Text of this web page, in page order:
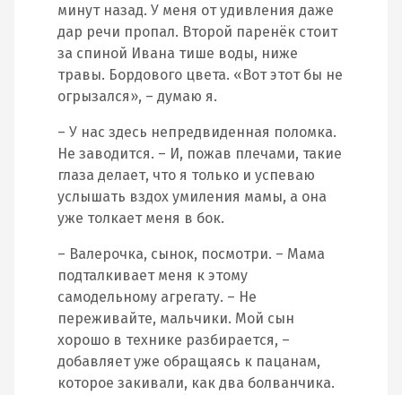
минут назад. У меня от удивления даже
дар речи пропал. Второй паренёк стоит
за спиной Ивана тише воды, ниже
травы. Бордового цвета. «Вот этот бы не
огрызался», – думаю я.
– У нас здесь непредвиденная поломка.
Не заводится. – И, пожав плечами, такие
глаза делает, что я только и успеваю
услышать вздох умиления мамы, а она
уже толкает меня в бок.
– Валерочка, сынок, посмотри. – Мама
подталкивает меня к этому
самодельному агрегату. – Не
переживайте, мальчики. Мой сын
хорошо в технике разбирается, –
добавляет уже обращаясь к пацанам,
которое закивали, как два болванчика.